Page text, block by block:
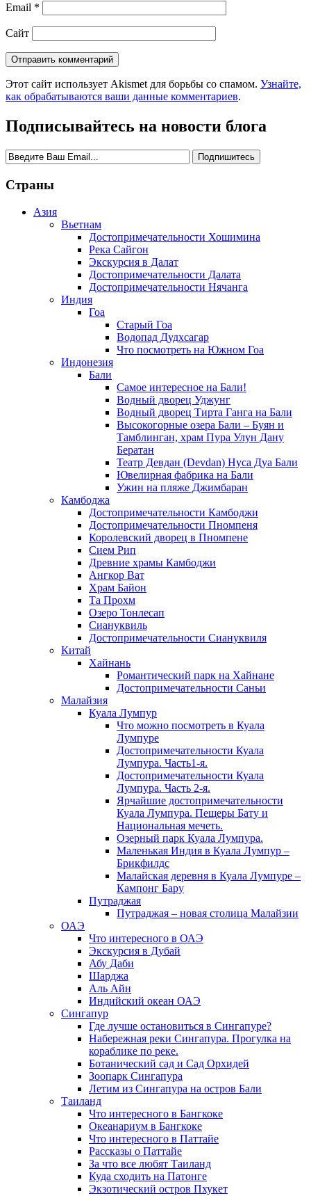
Email *
Сайт
Этот сайт использует Akismet для борьбы со спамом. Узнайте,
как обрабатываются ваши данные комментариев.
Подписывайтесь на новости блога
Страны
Азия
Вьетнам
Достопримечательности Хошимина
Река Сайгон
Экскурсия в Далат
Достопримечательности Далата
Достопримечательности Нячанга
Индия
Гоа
Старый Гоа
Водопад Дудхсагар
Что посмотреть на Южном Гоа
Индонезия
Бали
Самое интересное на Бали!
Водный дворец Уджунг
Водный дворец Тирта Ганга на Бали
Высокогорные озера Бали – Буян и
Тамблинган, храм Пура Улун Дану
Бератан
Театр Девдан (Devdan) Нуса Дуа Бали
Ювелирная фабрика на Бали
Ужин на пляже Джимбаран
Камбоджа
Достопримечательности Камбоджи
Достопримечательности Пномпеня
Королевский дворец в Пномпене
Сием Рип
Древние храмы Камбоджи
Ангкор Ват
Храм Байон
Та Прохм
Озеро Тонлесап
Сиануквиль
Достопримечательности Сиануквиля
Китай
Хайнань
Романтический парк на Хайнане
Достопримечательности Саньи
Малайзия
Куала Лумпур
Что можно посмотреть в Куала
Лумпуре
Достопримечательности Куала
Лумпура. Часть1-я.
Достопримечательности Куала
Лумпура. Часть 2-я.
Ярчайшие достопримечательности
Куала Лумпура. Пещеры Бату и
Национальная мечеть.
Озерный парк Куала Лумпура.
Маленькая Индия в Куала Лумпур –
Брикфилдс
Малайская деревня в Куала Лумпуре –
Кампонг Бару
Путраджая
Путраджая – новая столица Малайзии
ОАЭ
Что интересного в ОАЭ
Экскурсия в Дубай
Абу Даби
Шарджа
Аль Айн
Индийский океан ОАЭ
Сингапур
Где лучше остановиться в Сингапуре?
Набережная реки Сингапура. Прогулка на
кораблике по реке.
Ботанический сад и Сад Орхидей
Зоопарк Сингапура
Летим из Сингапура на остров Бали
Таиланд
Что интересного в Бангкоке
Океанариум в Бангкоке
Что интересного в Паттайе
Рассказы о Паттайе
За что все любят Таиланд
Куда сходить на Патонге
Экзотический остров Пхукет